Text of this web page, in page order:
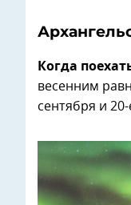
Когда
весенним
сентября и